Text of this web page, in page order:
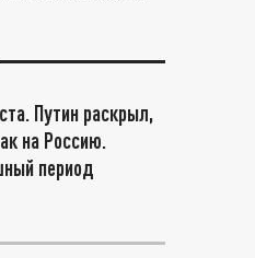
Путин раскрыл,
на Россию.
период